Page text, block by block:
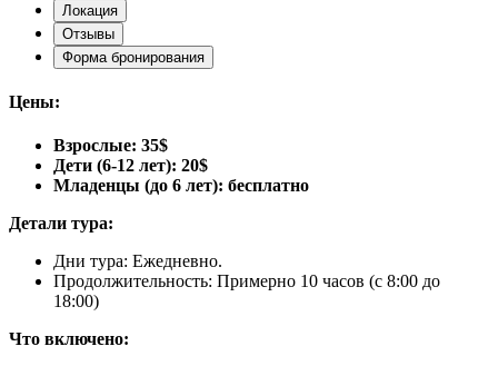
Локация
Отзывы
Форма бронирования
Цены:
Взрослые: 35$
Дети (6-12 лет): 20$
Младенцы (до 6 лет): бесплатно
Детали тура:
Дни тура: Ежедневно.
Продолжительность: Примерно 10 часов (с 8:00 до
18:00)
Что включено: